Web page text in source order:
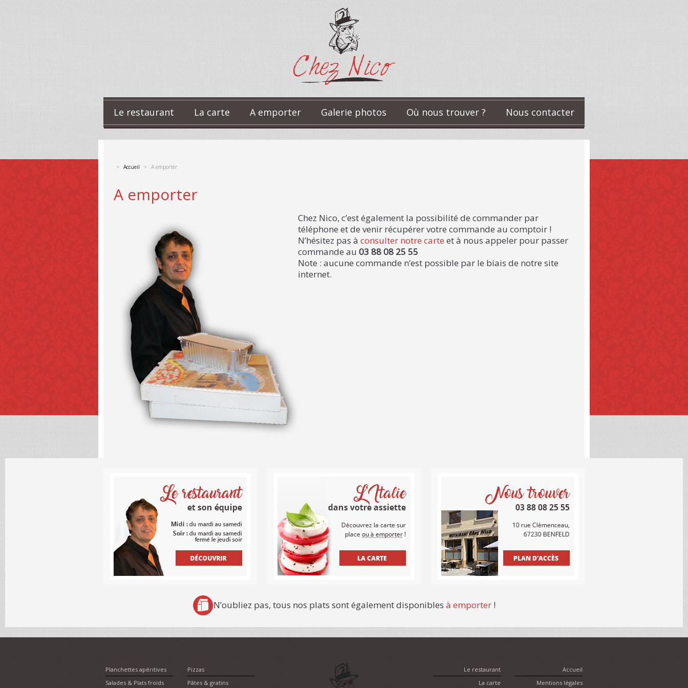
Le restaurant La carte A emporter Galerie photos Où nous trouver ? Nous contacter
> Accueil > A emporter
A emporter
Chez Nico, c’est également la possibilité de commander par
téléphone et de venir récupérer votre commande au comptoir !
N’hésitez pas à consulter notre carte et à nous appeler pour passer
commande au 03 88 08 25 55
Note : aucune commande n’est possible par le biais de notre site
internet.
N’oubliez pas, tous nos plats sont également disponibles à emporter!
Planchettes apéritives
Salades & Plats froids
Pizzas
Pâtes & gratins
Le restaurant
La carte
Accueil
Mentions légales